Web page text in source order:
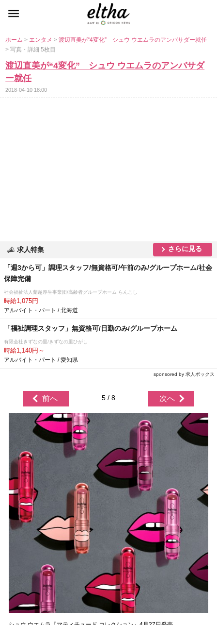
ホーム> エンタメ>渡辺直美が“4変化” シュウ ウエムラのアンバサダー就任
> 写真・詳細 5枚目
渡辺直美が“4変化” シュウ ウエムラのアンバサダ
ー就任
2018-04-10 18:00
求人特集 さらに見る
「週3から可」調理スタッフ/無資格可/午前のみ/グループホーム/社会
保障完備
社会福祉法人蘭越厚生事業団/高齢者グループホーム らんこし
時給1,075円
アルバイト・パート / 北海道
「福祉調理スタッフ」無資格可/日勤のみ/グループホーム
有限会社きずなの里/きずなの里ひがし
時給1,140円～
アルバイト・パート / 愛知県
sponsored by 求人ボックス
前へ 5 / 8 次へ